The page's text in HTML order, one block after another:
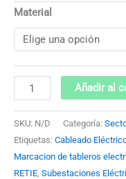
Material
Añadir al
SKU: N/D Categoría:
Etiquetas: Cableado
Marcacion de tableros
RETIE, Subestaciones